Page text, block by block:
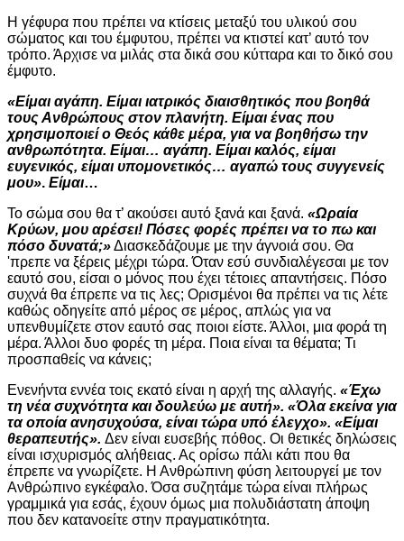
Η γέφυρα που πρέπει να κτίσεις μεταξύ του υλικού σου
σώματος και του έμφυτου, πρέπει να κτιστεί κατ’ αυτό τον
τρόπο. Άρχισε να μιλάς στα δικά σου κύτταρα και το δικό σου
έμφυτο.
«Είμαι αγάπη. Είμαι ιατρικός διαισθητικός που βοηθά
τους Ανθρώπους στον πλανήτη. Είμαι ένας που
χρησιμοποιεί ο Θεός κάθε μέρα, για να βοηθήσω την
ανθρωπότητα. Είμαι… αγάπη. Είμαι καλός, είμαι
ευγενικός, είμαι υπομονετικός… αγαπώ τους συγγενείς
μου». Είμαι…
Το σώμα σου θα τ’ ακούσει αυτό ξανά και ξανά. «Ωραία
Κρύων, μου αρέσει! Πόσες φορές πρέπει να το πω και
πόσο δυνατά;»Διασκεδάζουμε με την άγνοιά σου. Θα
'πρεπε να ξέρεις μέχρι τώρα. Όταν εσύ συνδιαλέγεσαι με τον
εαυτό σου, είσαι ο μόνος που έχει τέτοιες απαντήσεις. Πόσο
συχνά θα έπρεπε να τις λες; Ορισμένοι θα πρέπει να τις λέτε
καθώς οδηγείτε από μέρος σε μέρος, απλώς για να
υπενθυμίζετε στον εαυτό σας ποιοι είστε. Άλλοι, μια φορά τη
μέρα. Άλλοι δυο φορές τη μέρα. Ποια είναι τα θέματα; Τι
προσπαθείς να κάνεις;
Ενενήντα εννέα τοις εκατό είναι η αρχή της αλλαγής. «Έχω
τη νέα συχνότητα και δουλεύω με αυτή». «Όλα εκείνα για
τα οποία ανησυχούσα, είναι τώρα υπό έλεγχο». «Είμαι
θεραπευτής». Δεν είναι ευσεβής πόθος. Οι θετικές δηλώσεις
είναι ισχυρισμός αλήθειας. Ας ορίσω πάλι κάτι που θα
έπρεπε να γνωρίζετε. Η Ανθρώπινη φύση λειτουργεί με τον
Ανθρώπινο εγκέφαλο. Όσα συζητάμε τώρα είναι πλήρως
γραμμικά για εσάς, έχουν όμως μια πολυδιάστατη άποψη
που δεν κατανοείτε στην πραγματικότητα.